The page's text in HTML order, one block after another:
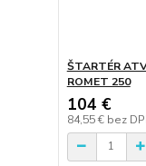
ŠTARTÉR
ROMET 250
104 €
84,55 € bez